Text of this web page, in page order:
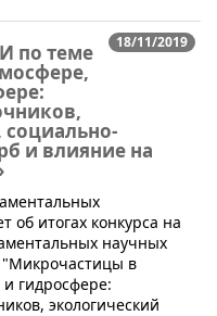
18/11/2019
по теме
социально-
и влияние на
об итогах конкурса на
научных
"Микрочастицы в
гидросфере:
экологический